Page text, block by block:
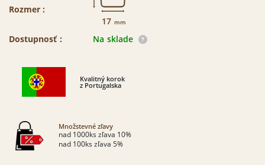
Rozmer :
17 mm
Dostupnosť : Na sklade
Kvalitný korok
z Portugalska
Množstevné zľavy
nad 1000ks zľava 10%
nad 100ks zľava 5%